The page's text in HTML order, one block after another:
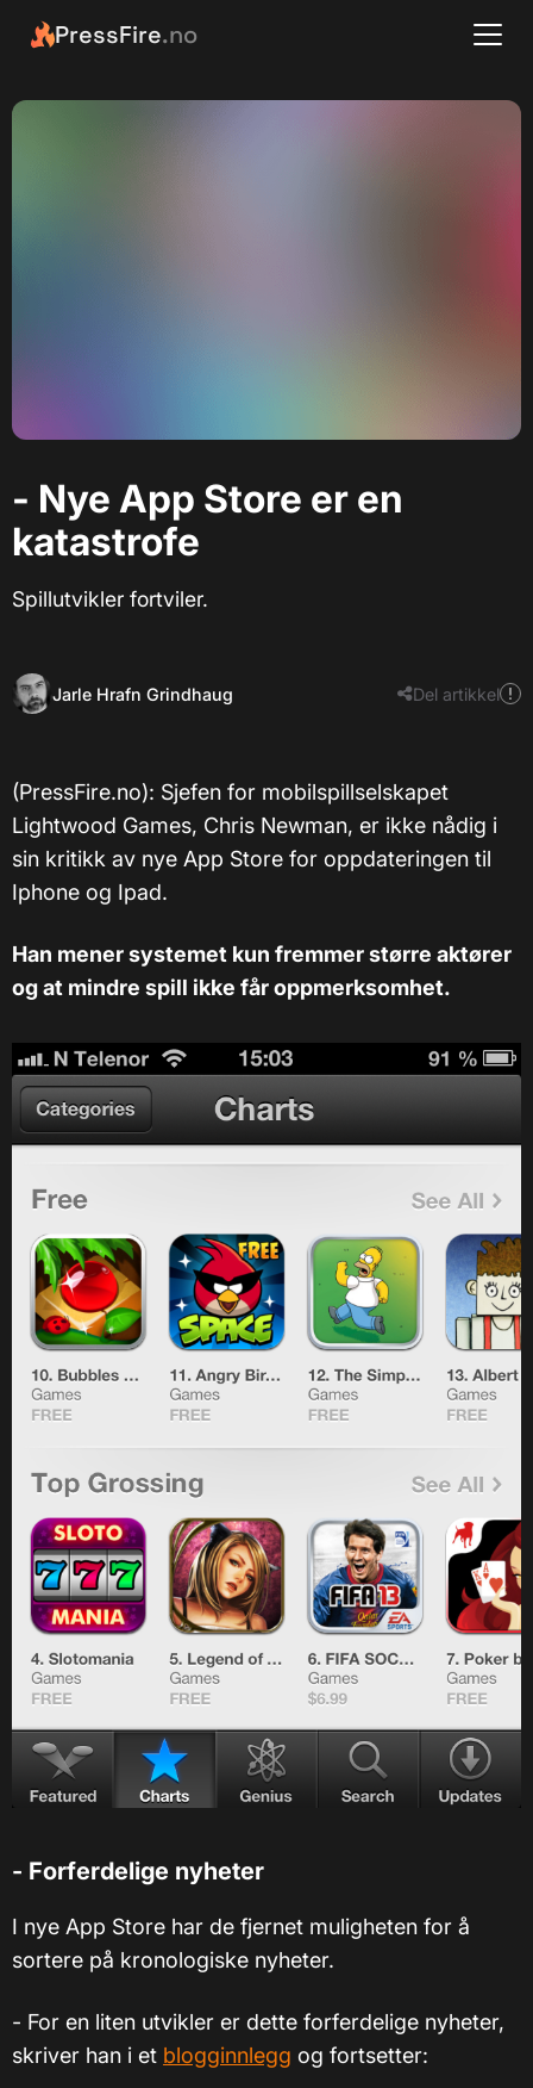
PressFire.no
- Nye App Store er en
katastrofe
Spillutvikler fortviler.
Jarle Hrafn Grindhaug Del artikkel
(PressFire.no): Sjefen for mobilspillselskapet
Lightwood Games, Chris Newman, er ikke nådig i
sin kritikk av nye App Store for oppdateringen til
Iphone og Ipad.
Han mener systemet kun fremmer større aktører
og at mindre spill ikke får oppmerksomhet.
- Forferdelige nyheter
I nye App Store har de fjernet muligheten for å
sortere på kronologiske nyheter.
- For en liten utvikler er dette forferdelige nyheter,
skriver han i et blogginnlegg og fortsetter: